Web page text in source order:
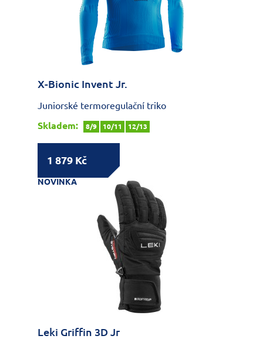
X-Bionic Invent Jr.
Juniorské termoregulační triko
Skladem:
8/9 10/11 12/13
1 879 Kč
NOVINKA
Leki Griffin 3D Jr